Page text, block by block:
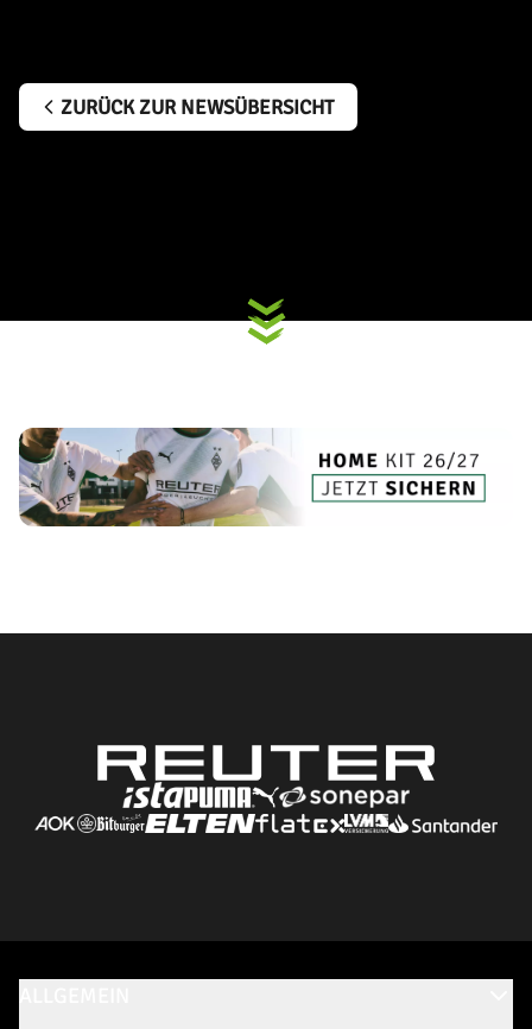
ZURÜCK ZUR NEWSÜBERSICHT